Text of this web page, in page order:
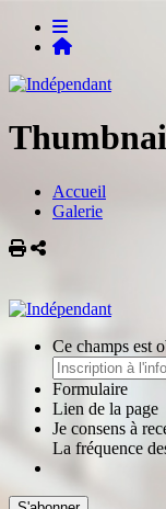
Accueil
Galerie
Imprimer
Partager
Ce champs est
Formulaire
Lien de la page
Je consens à
La fréquence